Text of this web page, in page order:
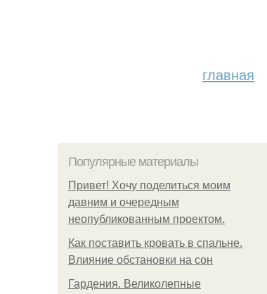
главная
Популярные материалы
Привет! Хочу поделиться моим
давним и очередным
неопубликованным проектом.
Как поставить кровать в спальне.
Влияние обстановки на сон
Гардения. Великолепные